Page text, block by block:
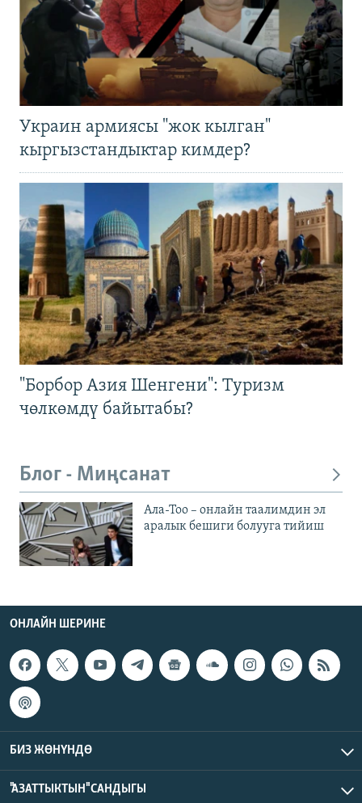
Украин армиясы "жок кылган"
кыргызстандыктар кимдер?
"Борбор Азия Шенгени": Туризм
чөлкөмдү байытабы?
Блог - Миңсанат
Ала-Тоо – онлайн таалимдин эл
аралык бешиги болууга тийиш
ОНЛАЙН ШЕРИНЕ
БИЗ ЖӨНҮНДӨ
"АЗАТТЫКТЫН" САНДЫГЫ